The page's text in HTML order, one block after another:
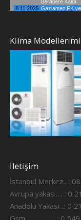
Klima
İletişim
İstanbul Merkez.. :
Avrupa yakası…. : 0
Anadolu Yakası ..: 0